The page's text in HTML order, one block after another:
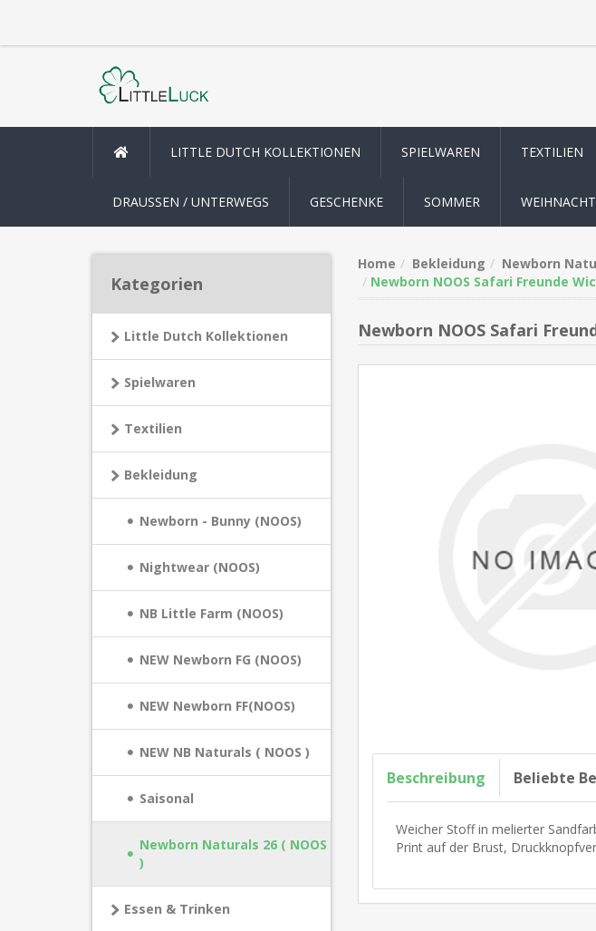
LITTLE DUTCH KOLLEKTIONEN SPIELWAREN TEXTILIEN
DRAUSSEN / UNTERWEGS GESCHENKE SOMMER
Kategorien
Little Dutch Kollektionen
Spielwaren
Textilien
Bekleidung
Newborn - Bunny (NOOS)
Nightwear (NOOS)
NB Little Farm (NOOS)
NEW Newborn FG (NOOS)
NEW Newborn FF(NOOS)
NEW NB Naturals ( NOOS )
Saisonal
Newborn Naturals 26 ( NOOS
)
Essen & Trinken
Home Bekleidung
Newborn
Newborn NOOS Safari Freunde
Newborn NOOS Safari
Beschreibung Beliebte
Weicher Stoff in melierter
Print auf der Brust,